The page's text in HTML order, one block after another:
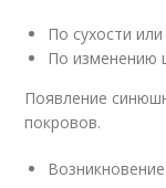
По сухости
По изменению
Появление
покровов.